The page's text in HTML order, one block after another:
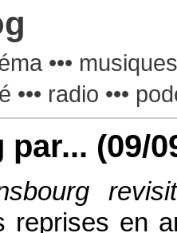
•••
radio •••
par... (09/
reprises en